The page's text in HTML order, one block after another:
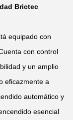
Brictec
equipado con
con control
y un amplio
eficazmente a
automático y
esencial